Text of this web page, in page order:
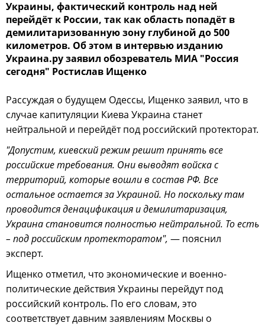
Украины, фактический контроль над ней
перейдёт к России, так как область попадёт в
демилитаризованную зону глубиной до 500
километров. Об этом в интервью изданию
Украина.ру заявил обозреватель МИА "Россия
сегодня" Ростислав Ищенко
Рассуждая о будущем Одессы, Ищенко заявил, что в
случае капитуляции Киева Украина станет
нейтральной и перейдёт под российский протекторат.
"Допустим, киевский режим решит принять все
российские требования. Они выводят войска с
территорий, которые вошли в состав РФ. Все
остальное остается за Украиной. Но поскольку там
проводится денацификация и демилитаризация,
Украина становится полностью нейтральной. То есть
– под российским протекторатом", — пояснил
эксперт.
Ищенко отметил, что экономические и военно-
политические действия Украины перейдут под
российский контроль. По его словам, это
соответствует давним заявлениям Москвы о